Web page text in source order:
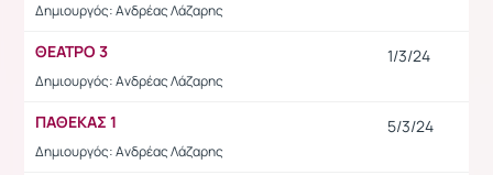
Δημιουργός: Ανδρέας Λάζαρης
ΘΕΑΤΡΟ 3
Δημιουργός: Ανδρέας Λάζαρης
1/3/24
ΠΑΘΕΚΑΣ 1
Δημιουργός: Ανδρέας Λάζαρης
5/3/24